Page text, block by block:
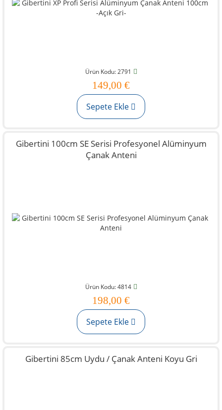
Ürün Kodu: 2791
149,00 €
Sepete Ekle
Gibertini 100cm SE Serisi Profesyonel Alüminyum
Çanak Anteni
Ürün Kodu: 4814
198,00 €
Sepete Ekle
Gibertini 85cm Uydu / Çanak Anteni Koyu Gri